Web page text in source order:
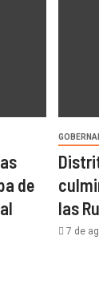
de
las
7 de